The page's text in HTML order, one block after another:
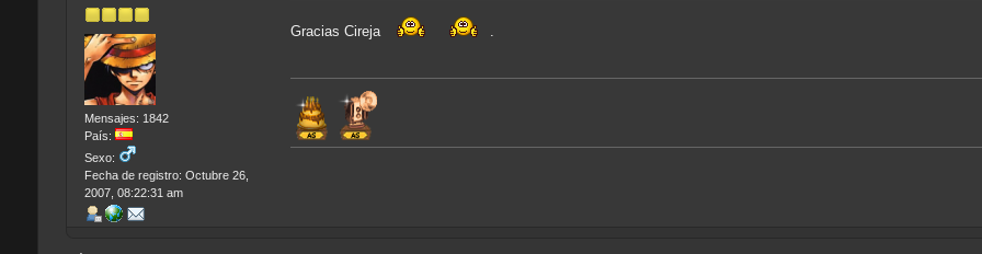
Mensajes: 1842
País:
Sexo:
Fecha de registro: Octubre 26,
2007, 08:22:31 am
Gracias Cireja .